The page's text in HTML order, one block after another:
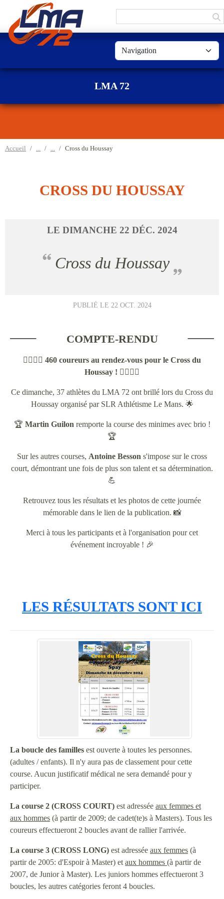
LMA 72
Accueil Cross du Houssay
CROSS DU HOUSSAY
LE DIMANCHE 22 DÉC. 2024
Cross du Houssay
PUBLIÉ LE 22 OCT. 2024
COMPTE-RENDU
🏃‍♂️🏃‍♀️ 460 coureurs au rendez-vous pour le Cross du
Houssay ! 🏃‍♂️🏃‍♀️
Ce dimanche, 37 athlètes du LMA 72 ont brillé lors du Cross du
Houssay organisé par SLR Athlétisme Le Mans. 🌟
🏆 Martin Guilon remporte la course des minimes avec brio !
🏆
Sur les autres courses, Antoine Besson s'impose sur le cross
court, démontrant une fois de plus son talent et sa détermination.
💪
Retrouvez tous les résultats et les photos de cette journée
mémorable dans le lien de la publication. 📸
Merci à tous les participants et à l'organisation pour cet
événement incroyable ! 🎉
LES RÉSULTATS SONT ICI
La boucle des familles est ouverte à toutes les personnes.
(adultes / enfants). Il n'y aura pas de classement pour cette
course. Aucun justificatif médical ne sera demandé pour y
participer.
La course 2 (CROSS COURT) est adressée aux femmes et
aux hommes (à partir de 2009; de cadet(te)s à Masters). Tous les
coureurs effectueront 2 boucles avant de rallier l'arrivée.
La course 3 (CROSS LONG) est adressée aux femmes (à
partir de 2005: d'Espoir à Master) et aux hommes (à partir de
2007, de Junior à Master). Les juniors hommes effectueront 3
boucles, les autres catégories feront 4 boucles.
Panneau de gestion des cookies